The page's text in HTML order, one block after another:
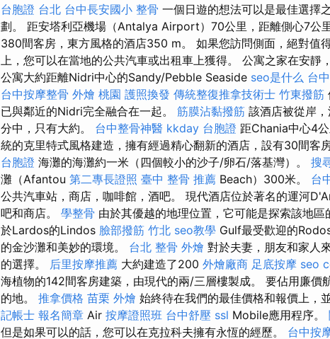
台胞證 台北 台中長安國小 整骨 一個日遊的想法可以是最佳選擇
劃。 距安塔利亞機場（Antalya Airport）70公里，距離側心7公
380間客房，東方風格的酒店350 m。 如果您訪問側面，絕對值
上，您可以在當地的公共汽車或出租車上獲得。 公寓之家在安靜
公寓大約距離Nidri中心的Sandy/Pebble Seaside seo是什么 台
台中按摩整骨 外燴 桃園 護照換發 傳統整復推拿技術士 竹東撥筋
已與鄰近的Nidri完全融合在一起。 筋膜沾黏撥筋 該酒店被從岸
分中，只有大約。 台中整骨神醫 kkday 台胞證 距Chania中心4
統的克里特式風格建造，擁有經過精心翻新的酒店，設有30間客
台胞證 海灘的海灘約一米（四個較小的沙子/卵石/落基灣）。 搜
灘（Afantou 第二專長證照 臺中 整骨 推薦 Beach）300米。 台
公共汽車站，商店，咖啡館，酒吧。 現代酒店位於著名的運河
吧和商店。 學整骨 由於其優越的地理位置，它可能是探索該地區
於Lardos的Lindos 臉部撥筋 竹北 seo教學 Gulf最受歡迎的
的金沙灘和美妙的環境。 台北 整骨 外燴 對於夫妻，朋友和家人
的選擇。 后里按摩推薦 大約建造了200 外燴廠商 足底按摩 seo
海植物的142間客房建築，由現代的兩/三層樓製成。 要佔用廉價
的地。 推拿價格 苗栗 外燴 始終待在我們的最佳價格和報價上，
記帳士 報名簡章 Air 按摩證照班 台中舒壓 ssl Mobile應用程序。
但是如果可以的話，您可以在克拉科夫擁有永恆的經歷。 台中按